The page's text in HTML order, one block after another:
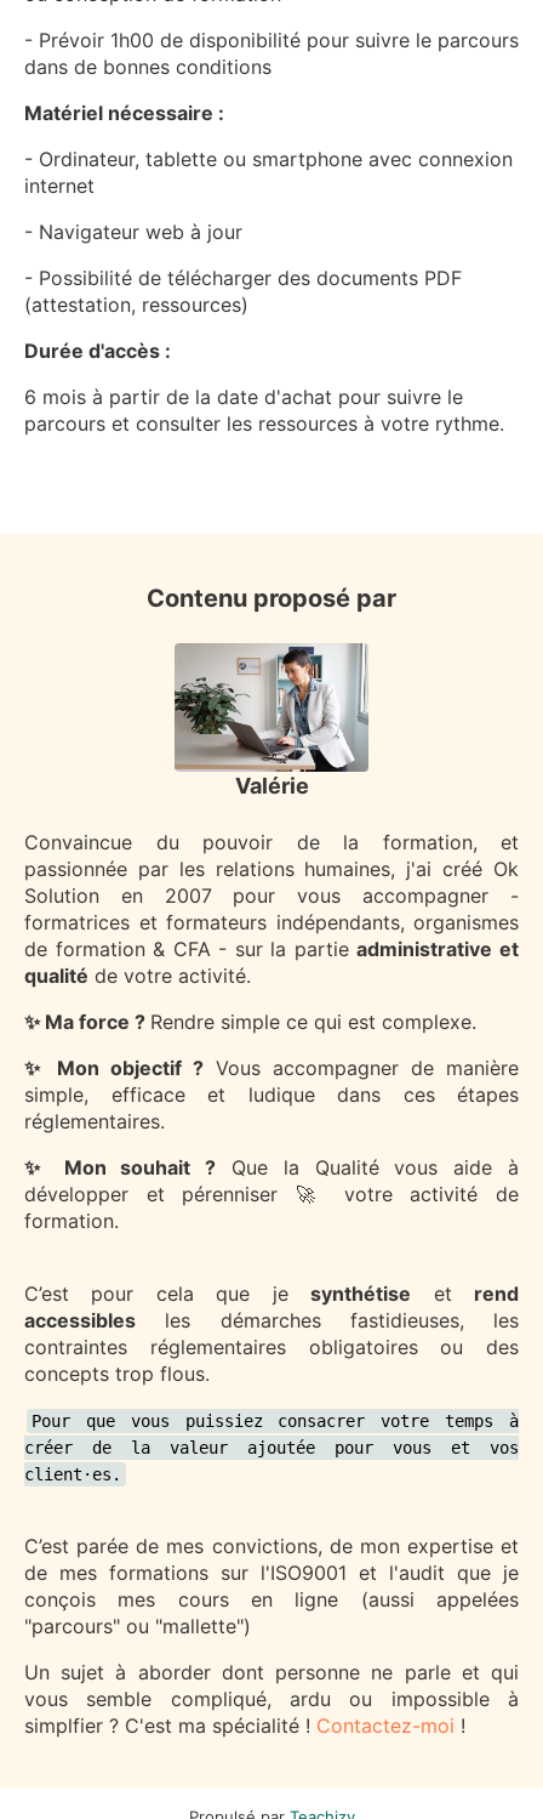
- Prévoir 1h00 de disponibilité pour suivre le parcours
dans de bonnes conditions
Matériel nécessaire :
- Ordinateur, tablette ou smartphone avec connexion
internet
- Navigateur web à jour
- Possibilité de télécharger des documents PDF
(attestation, ressources)
Durée d'accès :
6 mois à partir de la date d'achat pour suivre le
parcours et consulter les ressources à votre rythme.
Contenu proposé par
Valérie
Convaincue du pouvoir de la formation, et
passionnée par les relations humaines, j'ai créé Ok
Solution en 2007 pour vous accompagner -
formatrices et formateurs indépendants, organismes
de formation & CFA - sur la partieadministrative et
qualité de votre activité.
✨ Ma force ? Rendre simple ce qui est complexe.
✨ Mon objectif ? Vous accompagner de manière
simple, efficace et ludique dans ces étapes
réglementaires.
✨ Mon souhait ? Que la Qualité vous aide à
développer et pérenniser 🚀 votre activité de
formation.
C’est pour cela que jesynthétise et rend
accessibles les démarches fastidieuses, les
contraintes réglementaires obligatoires ou des
concepts trop flous.
Pour que vous puissiez consacrer votre temps à
créer de la valeur ajoutée pour vous et vos
client·es.
C’est parée de mes convictions, de mon expertise et
de mes formations sur l'ISO9001 et l'audit que je
conçois mes cours en ligne (aussi appelées
"parcours" ou "mallette")
Un sujet à aborder dont personne ne parle et qui
vous semble compliqué, ardu ou impossible à
simplfier ? C'est ma spécialité ! Contactez-moi !